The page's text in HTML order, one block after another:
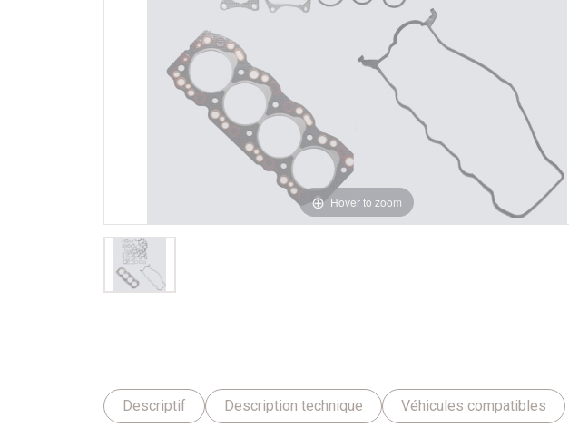
Hover to zoom
Descriptif Description technique Véhicules compatibles